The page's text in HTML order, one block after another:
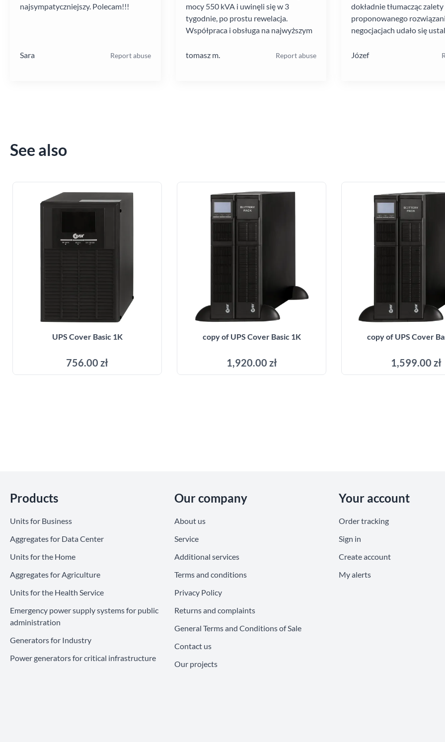
najsympatyczniejszy. Polecam!!!
Sara Report abuse
mocy 550 kVA i uwinęli się w 3
tygodnie, po prostu rewelacja.
Współpraca i obsługa na najwyższym
tomasz m.
Report abuse
dokładnie tłumacząc zalety
proponowanego
negocjacjach udało się
szybko i schludnie.
Józef
See also
UPS Cover Basic 1K
756.00 zł
copy of UPS Cover Basic 1K
1,920.00 zł
copy of UPS Cover
1,599.00 zł
Products
Units for Business
Aggregates for Data Center
Units for the Home
Aggregates for Agriculture
Units for the Health Service
Emergency power supply systems for public
administration
Generators for Industry
Power generators for critical infrastructure
Our company
About us
Service
Additional services
Terms and conditions
Privacy Policy
Returns and complaints
General Terms and Conditions of Sale
Contact us
Our projects
Your account
Order tracking
Sign in
Create account
My alerts